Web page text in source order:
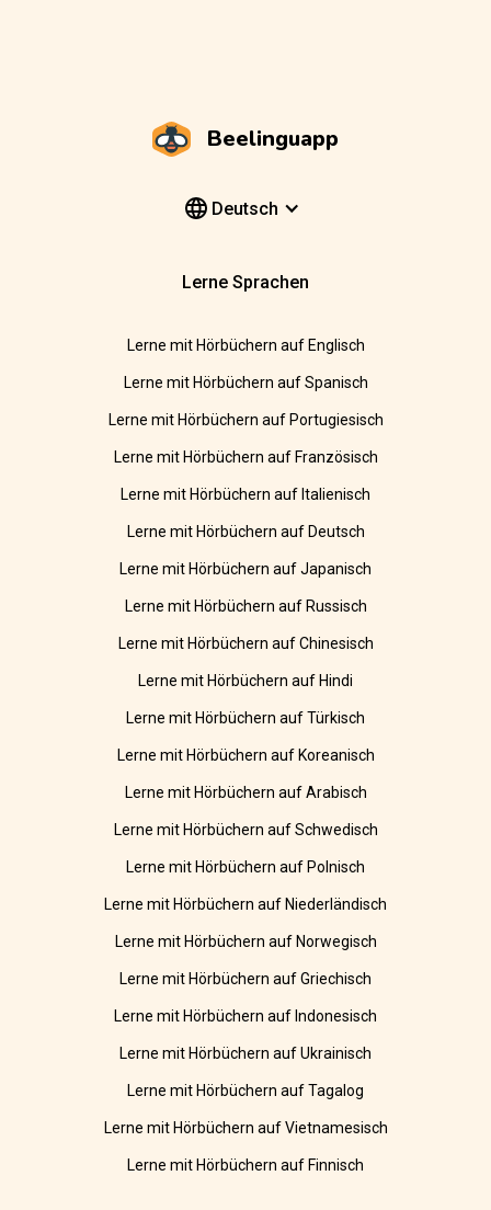
Beelinguapp
Deutsch
Lerne Sprachen
Lerne mit Hörbüchern auf Englisch
Lerne mit Hörbüchern auf Spanisch
Lerne mit Hörbüchern auf Portugiesisch
Lerne mit Hörbüchern auf Französisch
Lerne mit Hörbüchern auf Italienisch
Lerne mit Hörbüchern auf Deutsch
Lerne mit Hörbüchern auf Japanisch
Lerne mit Hörbüchern auf Russisch
Lerne mit Hörbüchern auf Chinesisch
Lerne mit Hörbüchern auf Hindi
Lerne mit Hörbüchern auf Türkisch
Lerne mit Hörbüchern auf Koreanisch
Lerne mit Hörbüchern auf Arabisch
Lerne mit Hörbüchern auf Schwedisch
Lerne mit Hörbüchern auf Polnisch
Lerne mit Hörbüchern auf Niederländisch
Lerne mit Hörbüchern auf Norwegisch
Lerne mit Hörbüchern auf Griechisch
Lerne mit Hörbüchern auf Indonesisch
Lerne mit Hörbüchern auf Ukrainisch
Lerne mit Hörbüchern auf Tagalog
Lerne mit Hörbüchern auf Vietnamesisch
Lerne mit Hörbüchern auf Finnisch